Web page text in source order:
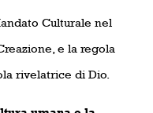
Culturale nel
e la regola
rivelatrice di Dio.